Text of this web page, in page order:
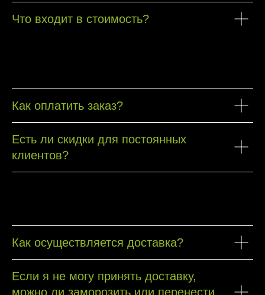
Что входит в стоимость?
Как оплатить заказ?
Есть ли скидки для постоянных
клиентов?
Как осуществляется доставка?
Если я не могу принять доставку,
можно ли заморозить или перенести